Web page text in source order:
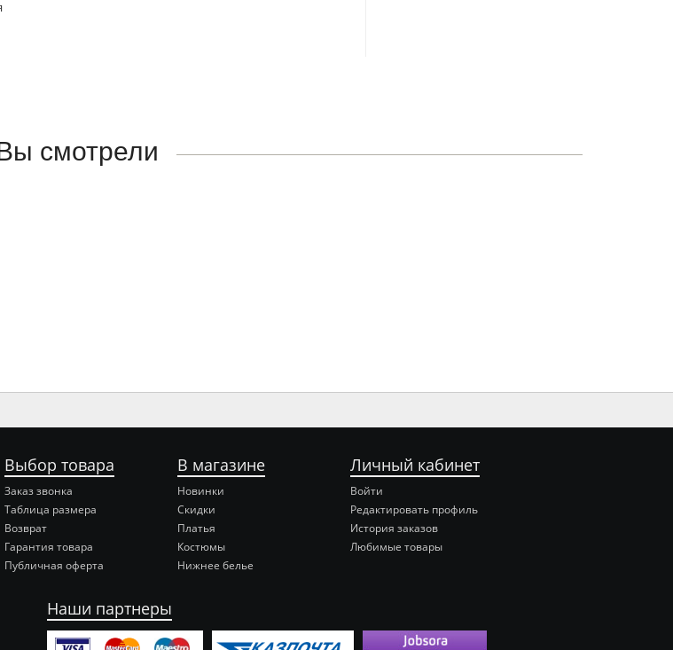
смотрели
Выбор товара
Заказ звонка
Таблица размера
Возврат
Гарантия товара
Публичная оферта
В магазине
Новинки
Скидки
Платья
Костюмы
Нижнее белье
Личный кабинет
Войти
Редактировать профиль
История заказов
Любимые товары
Наши партнеры